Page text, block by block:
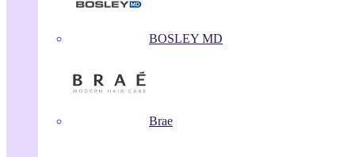
BOSLEY MD
Brae